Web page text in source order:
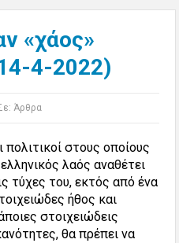
«χάος»
4-2022)
Άρθρα
πολιτικοί στους οποίους
λαός αναθέτει
τύχες του, εκτός από ένα
ήθος και
στοιχειώδεις
θα πρέπει να